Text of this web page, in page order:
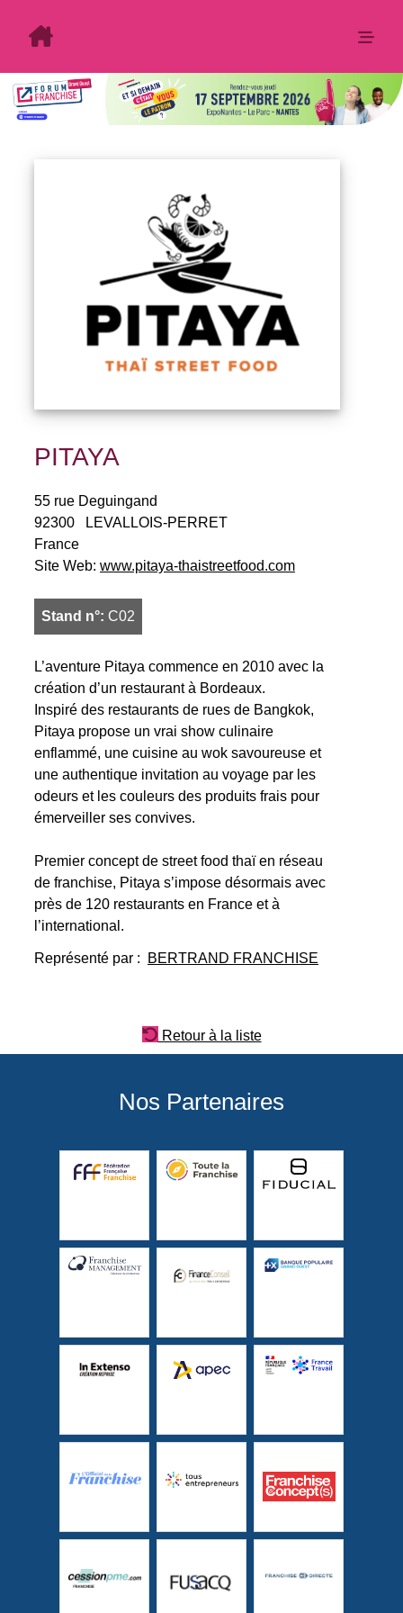
PITAYA
55 rue Deguingand
92300
LEVALLOIS-PERRET
France
Site Web: www.pitaya-thaistreetfood.com
Stand n°: C02
L’aventure Pitaya commence en 2010 avec la
création d’un restaurant à Bordeaux.
Inspiré des restaurants de rues de Bangkok,
Pitaya propose un vrai show culinaire
enflammé, une cuisine au wok savoureuse et
une authentique invitation au voyage par les
odeurs et les couleurs des produits frais pour
émerveiller ses convives.
Premier concept de street food thaï en réseau
de franchise, Pitaya s’impose désormais avec
près de 120 restaurants en France et à
l’international.
Représenté par : BERTRAND FRANCHISE
Retour à la liste
Nos Partenaires